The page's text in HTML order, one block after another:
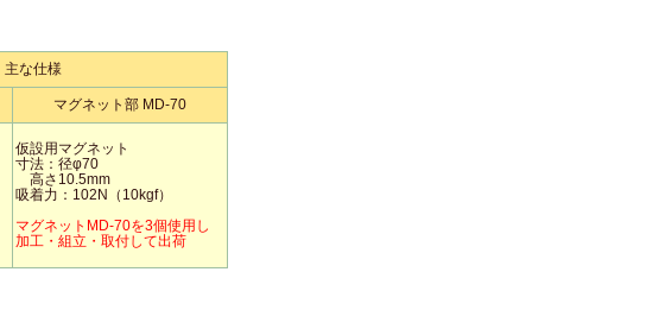
主な仕様
マグネット部 MD-70
仮設用マグネット
寸法：径φ70
高さ10.5mm
吸着力：102N（10kgf）
マグネットMD-70を3個使用し
加工・組立・取付して出荷